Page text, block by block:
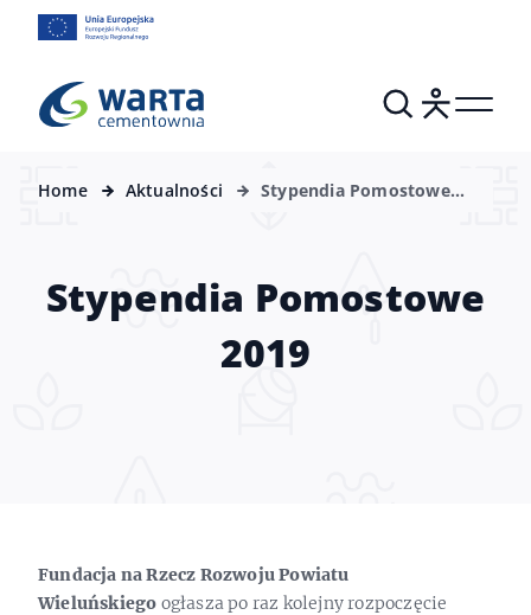
Home Aktualności
Stypendia Pomostowe
Stypendia Pomostowe
2019
Fundacja na Rzecz Rozwoju Powiatu
Wieluńskiego ogłasza po raz kolejny rozpoczęcie